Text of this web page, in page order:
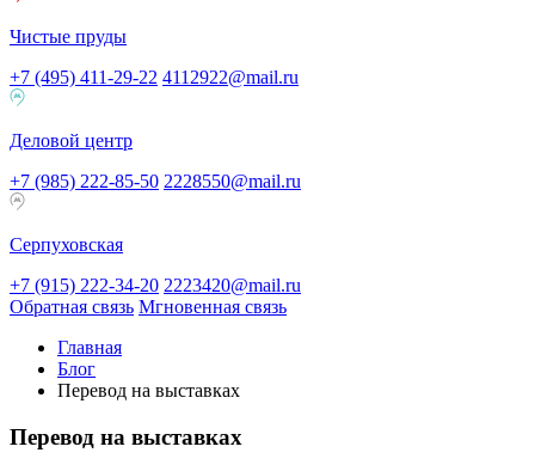
Чистые пруды
+7 (495) 411-29-22 4112922@mail.ru
Деловой центр
+7 (985) 222-85-50 2228550@mail.ru
Серпуховская
+7 (915) 222-34-20 2223420@mail.ru
Обратная связь Мгновенная связь
Главная
Блог
Перевод на выставках
Перевод на выставках